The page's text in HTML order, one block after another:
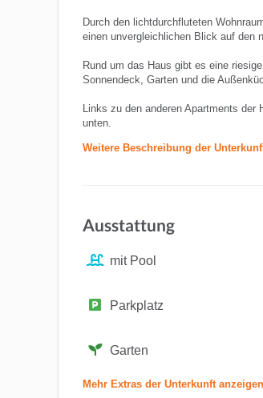
Durch den lichtdurchfluteten
einen unvergleichlichen Blick auf den
Rund um das Haus gibt es eine
Sonnendeck, Garten und die
Links zu den anderen Apartments
unten.
Weitere Beschreibung der
Ausstattung
mit Pool
Parkplatz
Garten
Mehr Extras der Unterkunft anzeigen